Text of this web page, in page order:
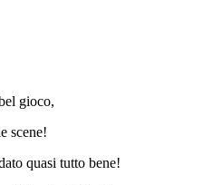
gioco,
scene!
quasi tutto bene!